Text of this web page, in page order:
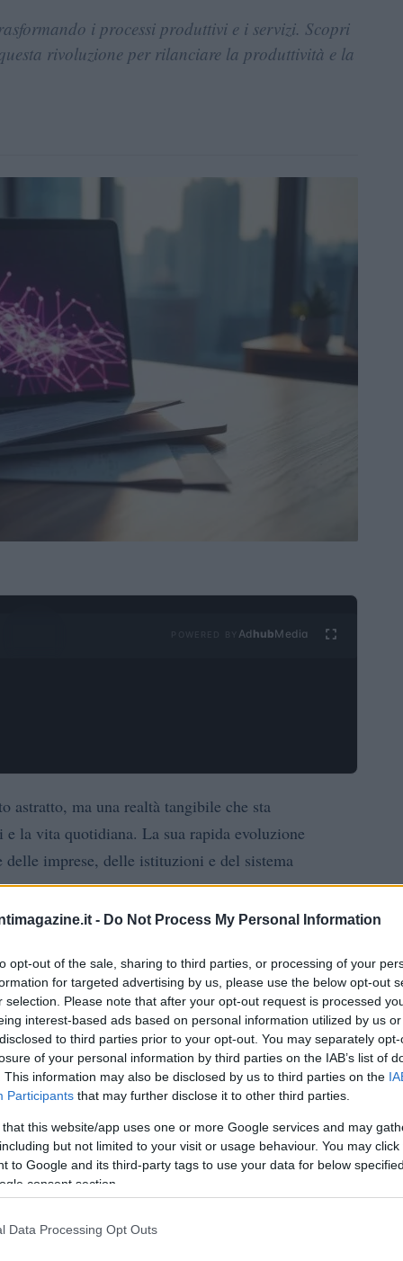
- Do Not Process My Personal Information
opt-out of the sale, sharing to third parties, or processing of your
for targeted advertising by us, please use the below opt-out
selection. Please note that after your opt-out request is processed
interest-based ads based on personal information utilized by us
to third parties prior to your opt-out. You may separately
of your personal information by third parties on the IAB’s list of
This information may also be disclosed by us to third parties on the
Participants that may further disclose it to other third parties.
that this website/app uses one or more Google services and may
but not limited to your visit or usage behaviour. You may
to Google and its third-party tags to use your data for below
consent section.
Data Processing Opt Outs
i processi produttivi e i servizi. Scopri
rivoluzione per rilanciare la produttività e la
Ad hubMedia
astratto, ma una realtà tangibile che sta
la vita quotidiana. La sua rapida evoluzione
delle imprese, delle istituzioni e del sistema
significativi come la diffusione di nuovi modelli
capaci di svolgere compiti complessi in
sono stati immessi sul mercato dispositivi portatili
fa richiedeva infrastrutture specializzate.
le possibilità di utilizzo dell’IA da parte
all’adozione. In particolare, l’IA può contribuire in
inItalia, soprattutto nel settore manifatturiero.